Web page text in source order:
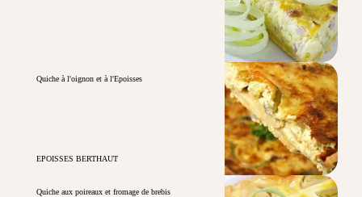
Quiche à l'oignon et à l'Epoisses
EPOISSES BERTHAUT
Quiche aux poireaux et fromage de brebis